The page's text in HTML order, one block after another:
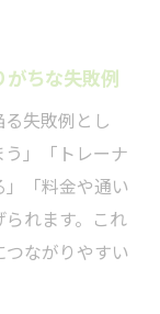
ちな失敗例
失敗例とし
」「トレーナ
「料金や通い
れます。これ
ながりやすい